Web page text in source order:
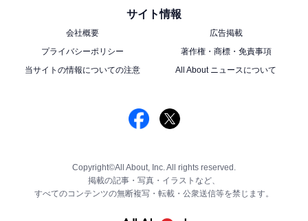
サイト情報
会社概要
広告掲載
プライバシーポリシー
著作権・商標・免責事項
当サイトの情報についての注意
All About ニュースについて
Copyright©All About, Inc. All rights reserved.
掲載の記事・写真・イラストなど、
すべてのコンテンツの無断複写・転載・公衆送信等を禁じます。